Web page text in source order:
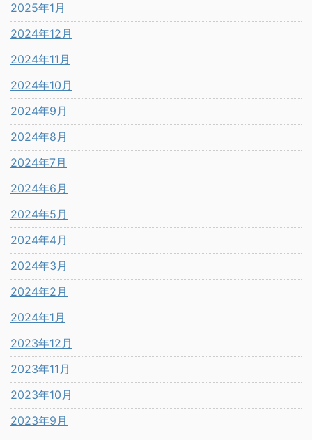
2025年1月
2024年12月
2024年11月
2024年10月
2024年9月
2024年8月
2024年7月
2024年6月
2024年5月
2024年4月
2024年3月
2024年2月
2024年1月
2023年12月
2023年11月
2023年10月
2023年9月